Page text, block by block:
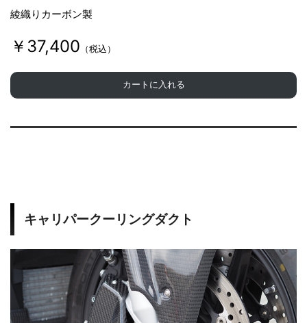
綾織りカーボン製
￥37,400 （税込）
カートに入れる
キャリパークーリングダクト